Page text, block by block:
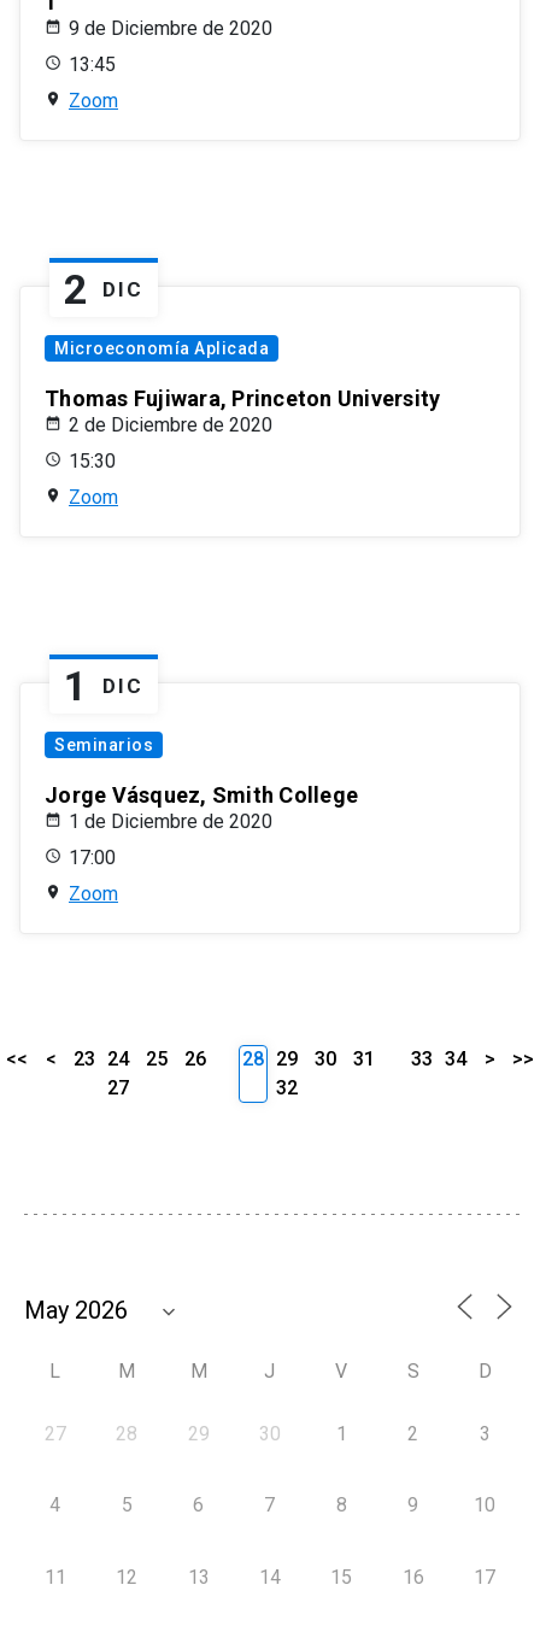
9 de Diciembre de 2020
13:45
Zoom
2 DIC
Microeconomía Aplicada
Thomas Fujiwara, Princeton University
2 de Diciembre de 2020
15:30
Zoom
1 DIC
Seminarios
Jorge Vásquez, Smith College
1 de Diciembre de 2020
17:00
Zoom
<< < 23 24 25
26
27
28 29 30
31
32
33 34 > >>
L M M J V S D
27 28 29 30 1 2 3
4 5 6 7 8 9 10
11 12 13 14 15 16 17